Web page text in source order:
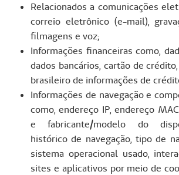
Relacionados a comunicações
correio eletrônico (e-mail),
filmagens e voz;
Informações financeiras como,
dados bancários, cartão de
brasileiro de informações de
Informações de navegação e
como, endereço IP, endereço
e fabricante/modelo do
histórico de navegação, tipo de
sistema operacional usado,
sites e aplicativos por meio de